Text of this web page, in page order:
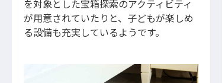
を対象とした宝箱探索のアクティビティ
が用意されていたりと、子どもが楽しめ
る設備も充実しているようです。